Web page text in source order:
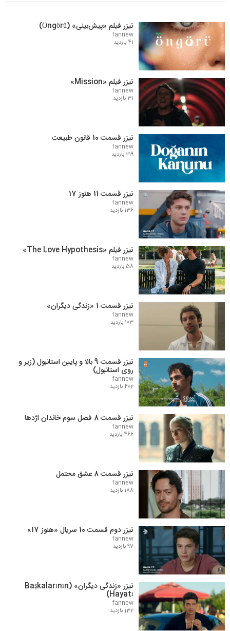
تیزر فیلم «پیش‌بینی» (Öngörü)
fannew
41 بازدید
تیزر فیلم «Mission»
fannew
31 بازدید
تیزر قسمت 10 قانون طبیعت
fannew
219 بازدید
تیزر قسمت 11 هنوز 17
fannew
136 بازدید
تیزر فیلم «The Love Hypothesis»
fannew
58 بازدید
تیزر قسمت 1 «زندگی دیگران»
fannew
103 بازدید
تیزر قسمت 9 بالا و پایین استانبول (زیر و
روی استانبول)
fannew
402 بازدید
تیزر قسمت 8 فصل سوم خاندان اژدها
fannew
466 بازدید
تیزر قسمت 8 عشق محتمل
fannew
188 بازدید
تیزر دوم قسمت 10 سریال «هنوز 17»
fannew
97 بازدید
تیزر «زندگی دیگران» (Başkalarının
Hayatı)
fannew
132 بازدید